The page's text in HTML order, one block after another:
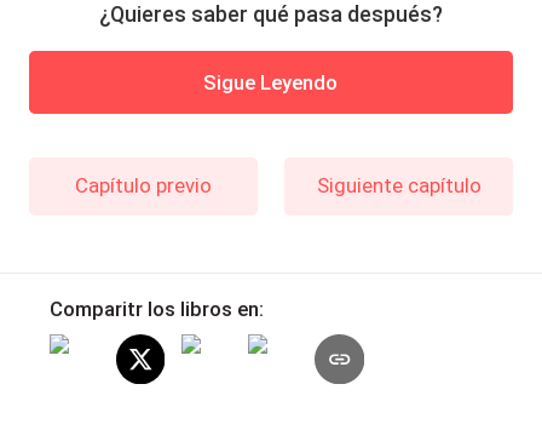
¿Quieres saber qué pasa después?
Sigue Leyendo
Capítulo previo Siguiente capítulo
Comparitr los libros en: